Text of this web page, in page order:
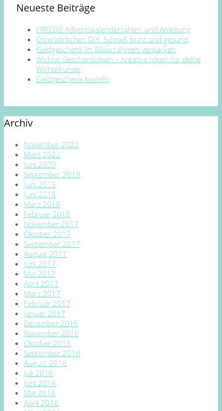
Neueste Beiträge
FREEBIE Adventskalenderzahlen und Anleitung
Osterkörbchen DIY. Schnell, bunt und gesund
Geldgeschenk im Bilderrahmen verpacken
Wichtel Geschenkideen – Kreative Ideen für deine
Wichtelrunde
Geldgeschenk basteln
Archiv
November 2022
März 2022
Juni 2020
September 2019
Juni 2019
Juni 2018
März 2018
Februar 2018
November 2017
Oktober 2017
September 2017
August 2017
Juni 2017
Mai 2017
April 2017
März 2017
Februar 2017
Januar 2017
Dezember 2016
November 2016
Oktober 2016
September 2016
August 2016
Juli 2016
Juni 2016
Mai 2016
April 2016